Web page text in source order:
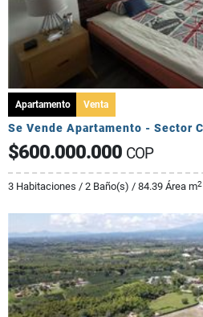
Apartamento Venta
Se Vende Apartamento - Sector
$600.000.000 COP
3 Habitaciones / 2 Baño(s) / 84.39 Área m2